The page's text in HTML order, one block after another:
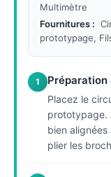
Multimètre
Fournitures :
prototypage,
1 Préparation
Placez le
prototypage.
bien
plier les